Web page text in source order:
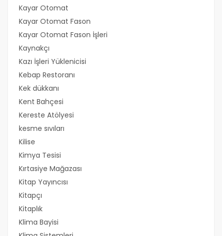
Kayar Otomat
Kayar Otomat Fason
Kayar Otomat Fason İşleri
Kaynakçı
Kazı İşleri Yüklenicisi
Kebap Restoranı
Kek dükkanı
Kent Bahçesi
Kereste Atölyesi
kesme sıvıları
Kilise
Kimya Tesisi
Kırtasiye Mağazası
Kitap Yayıncısı
Kitapçı
Kitaplık
Klima Bayisi